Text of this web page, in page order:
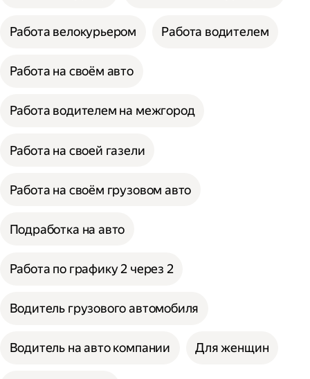
Работа велокурьером Работа водителем
Работа на своём авто
Работа водителем на межгород
Работа на своей газели
Работа на своём грузовом авто
Подработка на авто
Работа по графику 2 через 2
Водитель грузового автомобиля
Водитель на авто компании Для женщин